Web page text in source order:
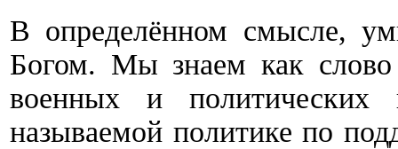
В определённом смысле,
Богом. Мы знаем как слово
военных и
называемой политике по